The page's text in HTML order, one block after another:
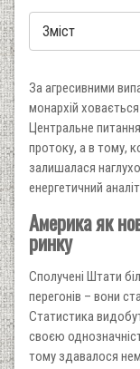
За агресивними
монархій
Центральне
протоку, а в тому,
залишалася
енергетичний
Америка як
ринку
Сполучені Штати
перегонів – вони
Статистика
своєю
тому здавалося